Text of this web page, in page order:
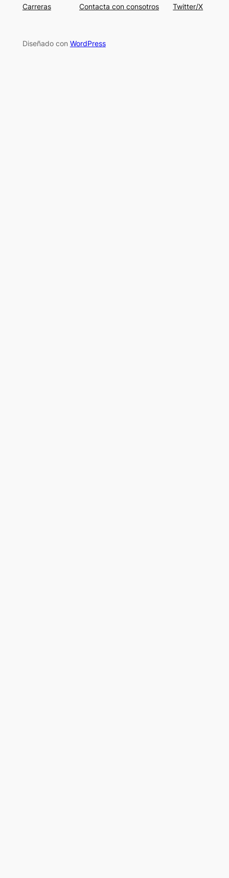
Carreras Contacta con consotros Twitter/X
Diseñado con WordPress